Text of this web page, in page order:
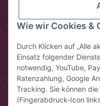
Wie wir Cookies &
Durch Klicken auf „Alle
Einsatz folgender
notwendig, YouTube,
Ratenzahlung, Google
Tracking. Sie können
(Fingerabdruck-Icon
* Alle Preise inkl.
** gilt für Lieferungen
andere Länder entnehmen
Versandinformationen